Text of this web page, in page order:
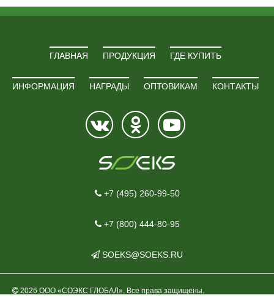
ГЛАВНАЯ ПРОДУКЦИЯ ГДЕ КУПИТЬ
ИНФОРМАЦИЯ НАГРАДЫ ОПТОВИКАМ КОНТАКТЫ
+7 (495) 260-99-50
+7 (800) 444-80-95
SOEKS@SOEKS.RU
2026 ООО «СОЭКС ГЛОБАЛ». Все права защищены.